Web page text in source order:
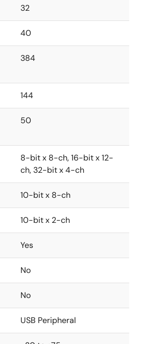
32
40
384
144
50
8-bit x 8-ch, 16-bit x 12-
ch, 32-bit x 4-ch
10-bit x 8-ch
10-bit x 2-ch
Yes
No
No
USB Peripheral